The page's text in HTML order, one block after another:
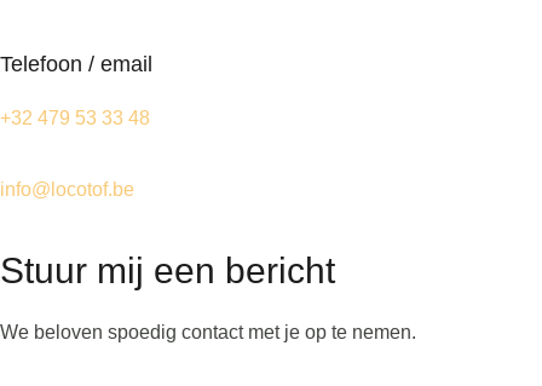
Telefoon / email
+32 479 53 33 48
info@locotof.be
Stuur mij een bericht
We beloven spoedig contact met je op te nemen.